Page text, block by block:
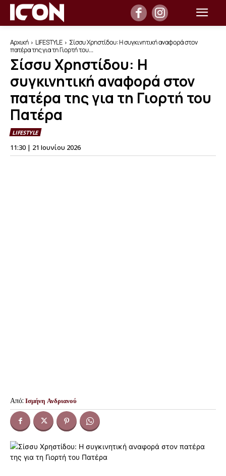
Αρχική LIFESTYLE
Σίσσυ Χρηστίδου: Η συγκινητική αναφορά στον
πατέρα της για τη Γιορτή του...
Σίσσυ Χρηστίδου: Η
συγκινητική αναφορά στον
πατέρα της για τη Γιορτή του
Πατέρα
LIFESTYLE
11:30 | 21 Ιουνίου 2026
Από: Ισμήνη Ανδριανού